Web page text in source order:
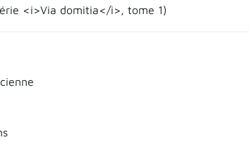
<i>Via domitia</i>, tome 1)